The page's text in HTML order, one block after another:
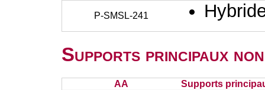
P-SMSL-241
Supports principaux
AA Supports